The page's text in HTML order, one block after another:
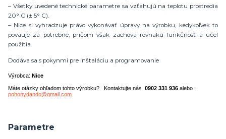
– Všetky uvedené technické parametre sa vzťahujú na teplotu prostredia
20° C (± 5° C).
– Nice si vyhradzuje právo vykonávať úpravy na výrobku, kedykoľvek to
povauje za potrebné, pričom však zachová rovnakú funkčnosť a účel
použitia.
Dodáva sa s pokynmi pre inštaláciu a programovanie
Výrobca: Nice
Máte otázky ohľadom tohto výrobku? Kontaktujte nás 0902 331 936 alebo :
pohonydando@gmail.com
Parametre